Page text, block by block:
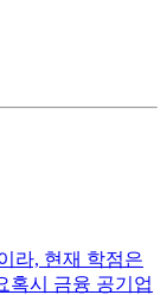
라, 현재 학점은
혹시 금융 공기업